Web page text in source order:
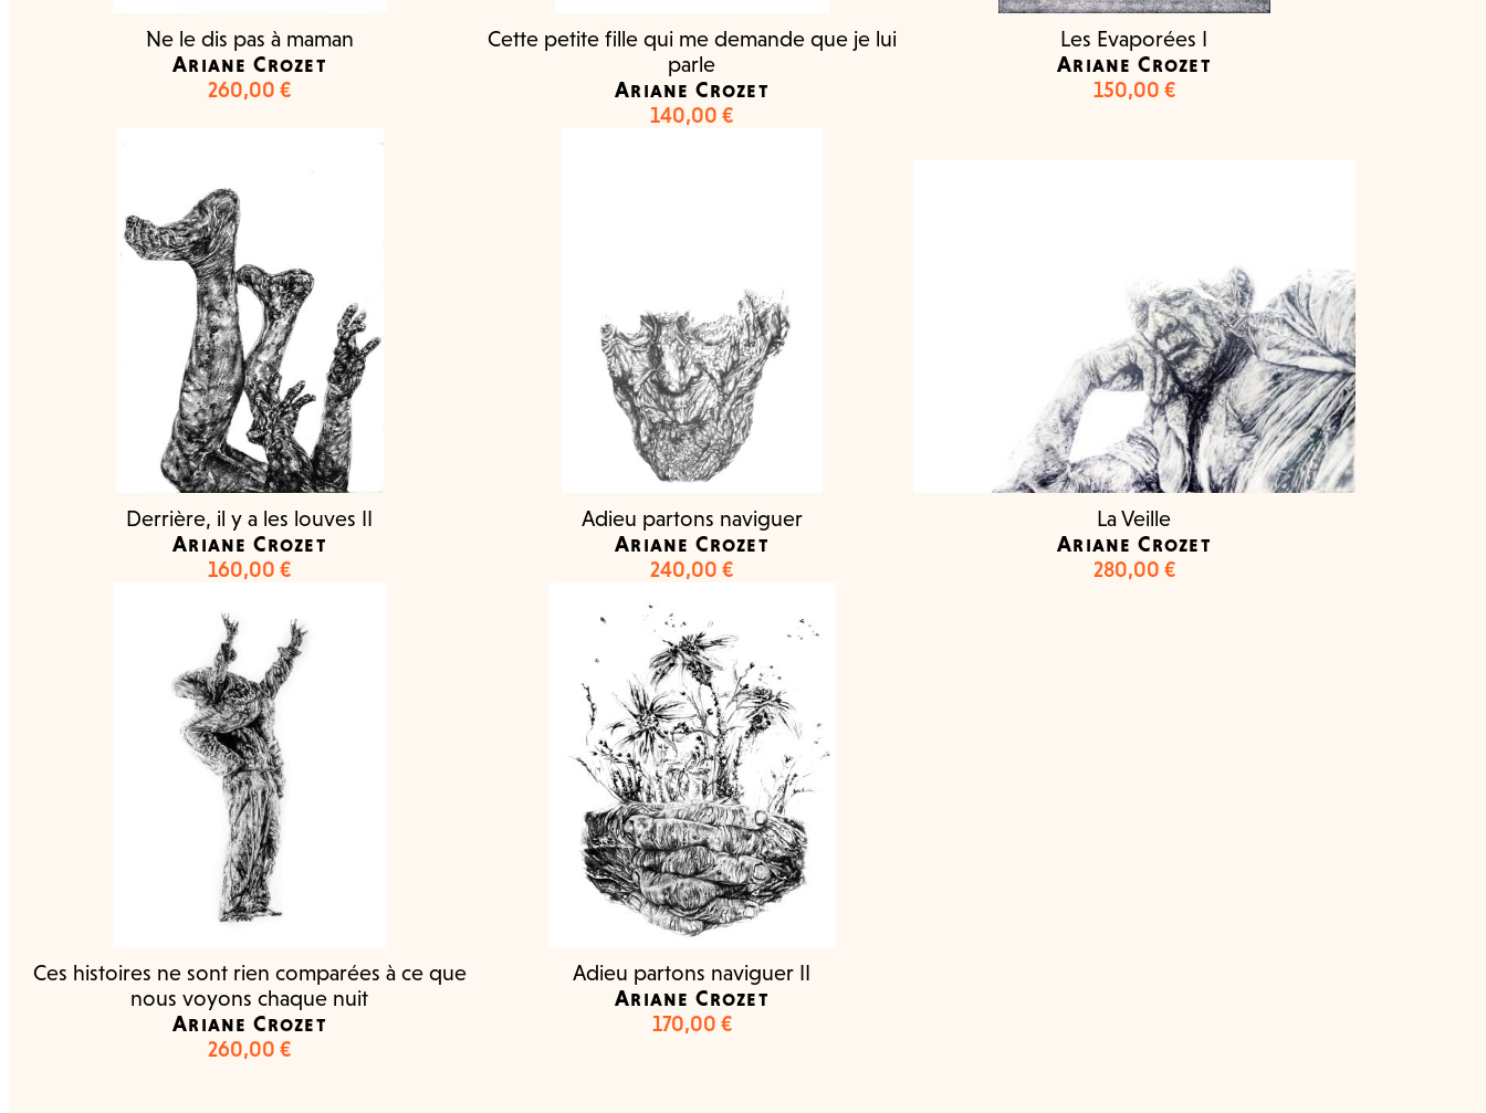
Ne le dis pas à maman
Ariane Crozet
260,00€
Cette petite fille qui me demande que je lui
parle
Ariane Crozet
140,00€
Les Evaporées I
Ariane Crozet
150,00 €
Derrière, il y a les louves II
Ariane Crozet
160,00€
Adieu partons naviguer
Ariane Crozet
240,00€
La Veille
Ariane Crozet
280,00 €
Ces histoires ne sont rien comparées à ce que
nous voyons chaque nuit
Ariane Crozet
260,00€
Adieu partons naviguer II
Ariane Crozet
170,00 €